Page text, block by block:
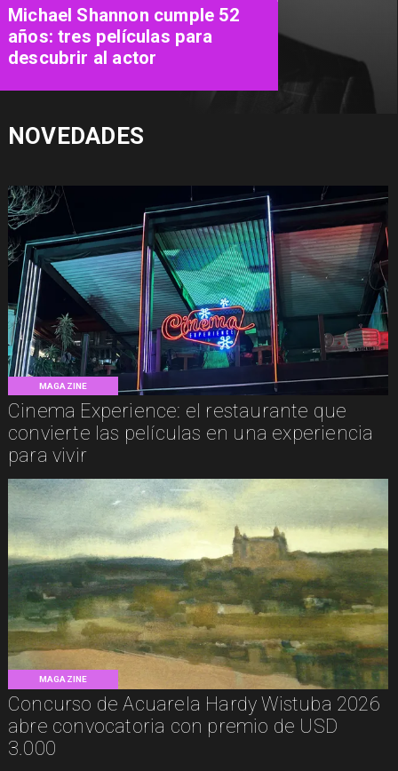
MAGAZINE
Cinema Experience: el restaurante que
convierte las películas en una experiencia
para vivir
MAGAZINE
Concurso de Acuarela Hardy Wistuba 2026
abre convocatoria con premio de USD
3.000
del Teatro Municipal de Las
Condes promete conquistar
con los grandes éxitos pop de
NOVEDADES